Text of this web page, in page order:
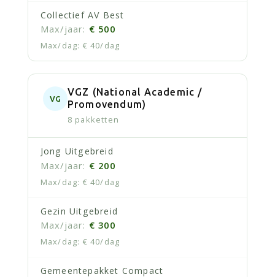
Collectief AV Best
€ 500
€ 40/dag
VG
VGZ (National Academic /
Promovendum)
8 pakketten
Jong Uitgebreid
€ 200
€ 40/dag
Gezin Uitgebreid
€ 300
€ 40/dag
Gemeentepakket Compact